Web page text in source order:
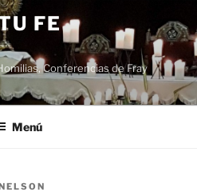
FE
Conferencias de Fray
Menú